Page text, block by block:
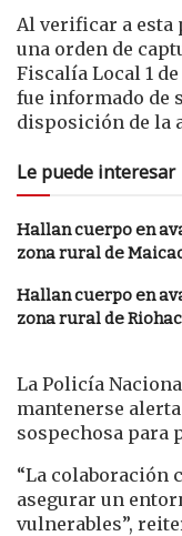
Al verificar a esta
una orden de
Fiscalía Local 1
fue informado de
disposición de la
Le puede interesar
Hallan cuerpo en
zona rural de
Hallan cuerpo en
zona rural de
La Policía
mantenerse
sospechosa para
“La colaboración
asegurar un
vulnerables”,